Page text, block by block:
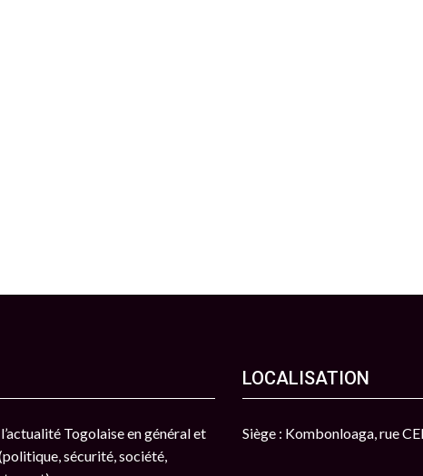
Togolaise en général et
sécurité, société,
LOCALISATION
Siège : Kombonloaga, rue